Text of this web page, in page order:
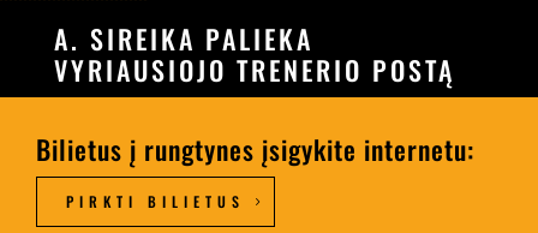
A. SIREIKA PALIEKA
VYRIAUSIOJO TRENERIO POSTĄ
Bilietus į rungtynes įsigykite internetu:
PIRKTI BILIETUS